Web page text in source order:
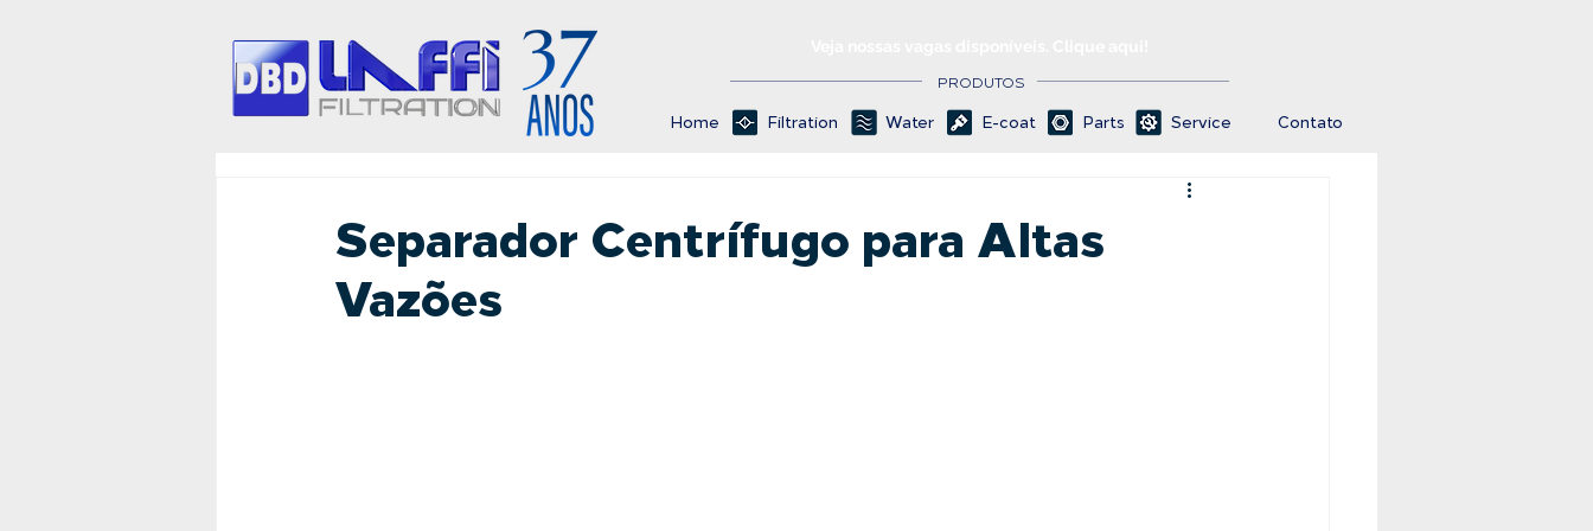
PRODUTOS
Home Filtration Water E-coat Parts Service Contato
Separador Centrífugo para Altas
Vazões